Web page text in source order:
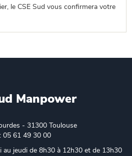
le CSE Sud vous confirmera votre
Manpower
- 31300 Toulouse
: 05 61 49 30 00
au jeudi de 8h30 à 12h30 et de 13h30